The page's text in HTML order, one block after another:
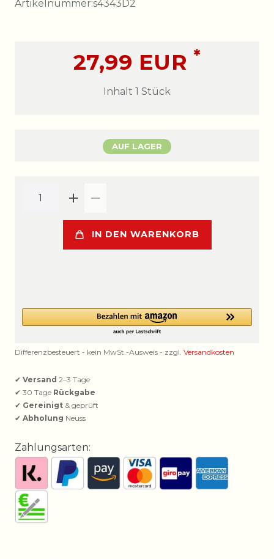
Artikelnummer:s4343D2
27,99 EUR *
Inhalt 1 Stück
AUF LAGER
IN DEN WARENKORB
Differenzbesteuert - kein MwSt.-Ausweis - zzgl. Versandkosten
✔ Versand 2–3 Tage
✔ 30 Tage Rückgabe
✔ Gereinigt & geprüft
✔ Abholung Neuss
Zahlungsarten: